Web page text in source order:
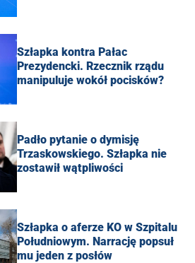
Szłapka kontra Pałac
Prezydencki. Rzecznik rządu
manipuluje wokół pocisków?
Padło pytanie o dymisję
Trzaskowskiego. Szłapka nie
zostawił wątpliwości
Szłapka o aferze KO w Szpitalu
Południowym. Narrację popsuł
mu jeden z posłów